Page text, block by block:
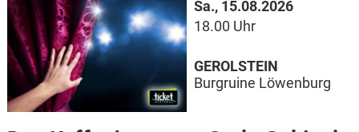
Sa., 15.08.2026
18.00 Uhr
GEROLSTEIN
Burgruine Löwenburg